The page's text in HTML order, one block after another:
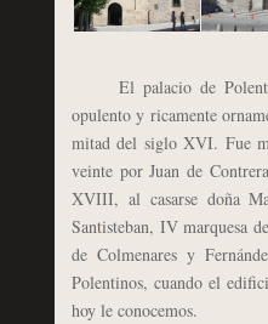
El palacio de
opulento y ricamente
mitad del siglo XVI. Fue
veinte por Juan de
XVIII, al casarse doña
Santisteban, IV marquesa
de Colmenares y
Polentinos, cuando el
hoy le conocemos.